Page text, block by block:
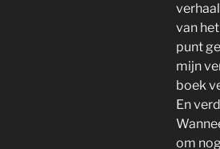
van
punt
mijn
boek
En
om